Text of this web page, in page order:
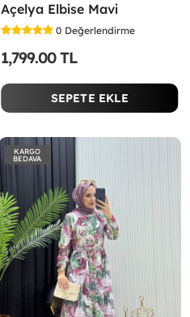
Açelya Elbise Mavi
0 Değerlendirme
1,799.00 TL
SEPETE EKLE
KARGO
BEDAVA